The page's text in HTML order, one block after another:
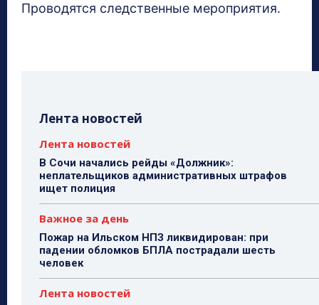
Проводятся следственные мероприятия.
Лента новостей
Лента новостей
В Сочи начались рейды «Должник»:
неплательщиков административных штрафов
ищет полиция
Важное за день
Пожар на Ильском НПЗ ликвидирован: при
падении обломков БПЛА пострадали шесть
человек
Лента новостей